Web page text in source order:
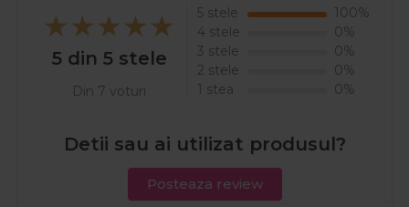
5 din 5 stele
Din 7 voturi
5 stele
100%
4 stele
0%
3 stele
0%
2 stele
0%
1 stea
0%
Detii sau ai utilizat produsul?
Posteaza review